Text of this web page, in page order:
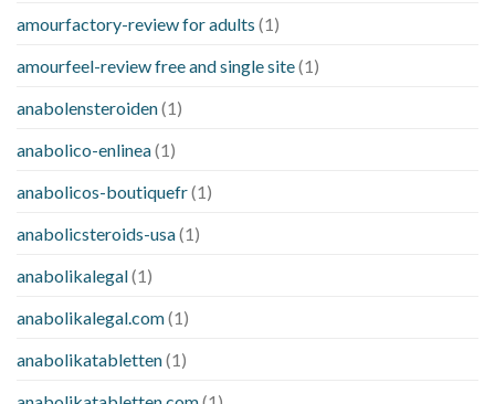
amourfactory-review for adults (1)
amourfeel-review free and single site(1)
anabolensteroiden(1)
anabolico-enlinea(1)
anabolicos-boutiquefr(1)
anabolicsteroids-usa(1)
anabolikalegal(1)
anabolikalegal.com(1)
anabolikatabletten(1)